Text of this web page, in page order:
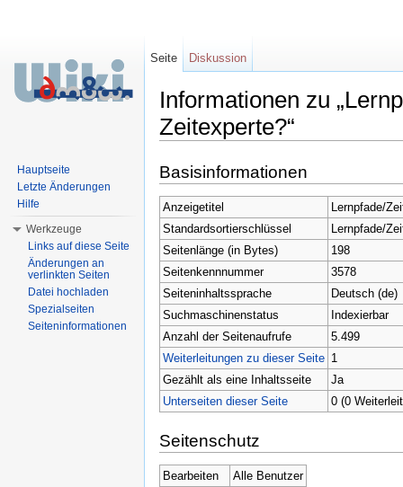
Informationen zu
Zeitexperte?“
Basisinformationen
Anzeigetitel
Lernpfade/
Standardsortierschlüssel
Lernpfade/
Seitenlänge (in Bytes)
198
Seitenkennnummer
3578
Seiteninhaltssprache
Deutsch (de)
Suchmaschinenstatus
Indexierbar
Anzahl der Seitenaufrufe
5.499
Weiterleitungen zu dieser Seite 1
Gezählt als eine Inhaltsseite
Ja
Unterseiten dieser Seite
0 (0
Seitenschutz
Bearbeiten
Alle Benutzer
Seite Diskussion
Hauptseite
Letzte Änderungen
Hilfe
Werkzeuge
Links auf diese Seite
Änderungen an
verlinkten Seiten
Datei hochladen
Spezialseiten
Seiteninformationen